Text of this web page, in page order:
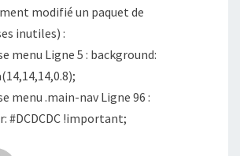
modifié un paquet de
inutiles) :
menu Ligne 5 : background:
menu .main-nav Ligne 96 :
#DCDCDC !important;